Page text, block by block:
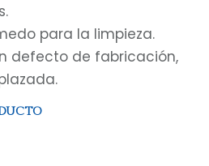
para la limpieza.
defecto de fabricación,